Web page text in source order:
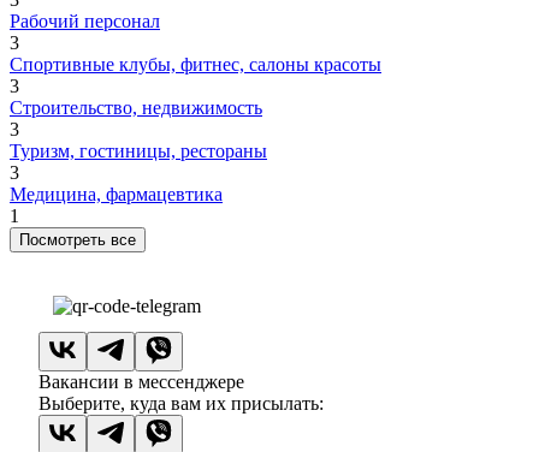
Рабочий персонал
3
Спортивные клубы, фитнес, салоны красоты
3
Строительство, недвижимость
3
Туризм, гостиницы, рестораны
3
Медицина, фармацевтика
1
Посмотреть все
Вакансии в мессенджере
Выберите, куда вам их присылать: